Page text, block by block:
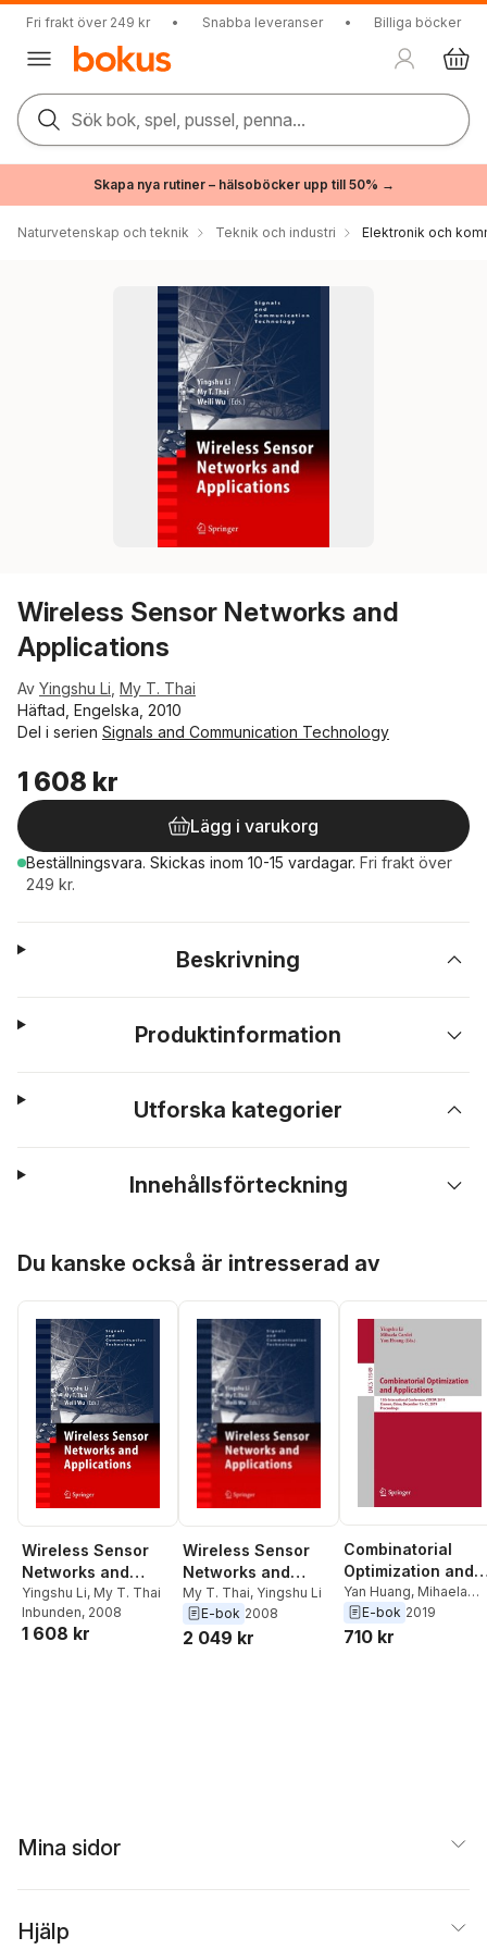
Fri frakt över 249 kr • Snabba leveranser • Billiga böcker
Sök bok, spel, pussel, penna...
Skapa nya rutiner – hälsoböcker upp till 50% →
Naturvetenskap och teknik Teknik och industri Elektronik och
Wireless Sensor Networks and
Applications
Av Yingshu Li My T. Thai
Häftad, Engelska, 2010
Del i serien Signals and Communication Technology
1 608 kr
Lägg i varukorg
Beställningsvara. Skickas inom 10-15 vardagar. Fri frakt över
249 kr.
Beskrivning
Produktinformation
Utforska kategorier
Innehållsförteckning
Du kanske också är intresserad av
Wireless Sensor
Networks and
Applications
Yingshu Li, My T. Thai
Inbunden, 2008
1 608 kr
Wireless Sensor
Networks and
Applications
My T. Thai, Yingshu Li
E-bok 2008
2 049 kr
Combinatorial
Optimization and
Applications
Yan Huang, Mihaela
Cardei,Yingshu Li
E-bok 2019
710 kr
Mina sidor
Hjälp